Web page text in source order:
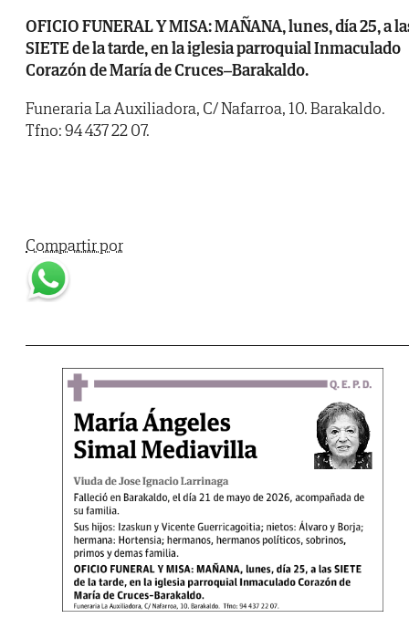
OFICIO FUNERAL Y MISA: MAÑANA, lunes, día 25, a
SIETE de la tarde, en la iglesia parroquial Inmaculado
Corazón de María de Cruces–Barakaldo.
Funeraria La Auxiliadora, C/ Nafarroa, 10. Barakaldo.
Tfno: 94 437 22 07.
Compartir por